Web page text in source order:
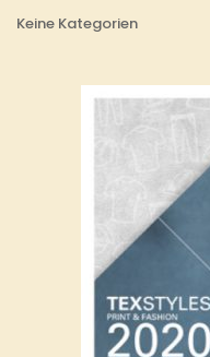
Keine Kategorien